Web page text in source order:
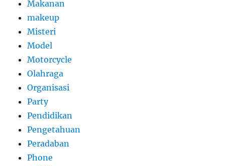
Makanan
makeup
Misteri
Model
Motorcycle
Olahraga
Organisasi
Party
Pendidikan
Pengetahuan
Peradaban
Phone